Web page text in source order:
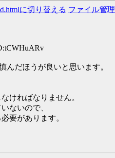
に切り替える ファイル管理
んだほうが良いと思います。
ければなりません。
ないので、
要があります。